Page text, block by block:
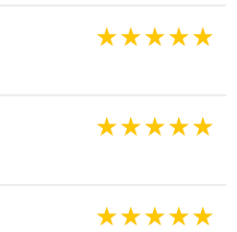
★★★★★
★★★★★
★★★★★